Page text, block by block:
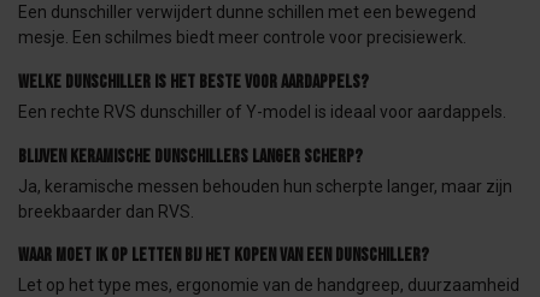
Een dunschiller verwijdert dunne schillen met een bewegend
mesje. Een schilmes biedt meer controle voor precisiewerk.
Welke dunschiller is het beste voor aardappels?
Een rechte RVS dunschiller of Y-model is ideaal voor aardappels.
Blijven keramische dunschillers langer scherp?
Ja, keramische messen behouden hun scherpte langer, maar zijn
breekbaarder dan RVS.
Waar moet ik op letten bij het kopen van een dunschiller?
Let op het type mes, ergonomie van de handgreep, duurzaamheid